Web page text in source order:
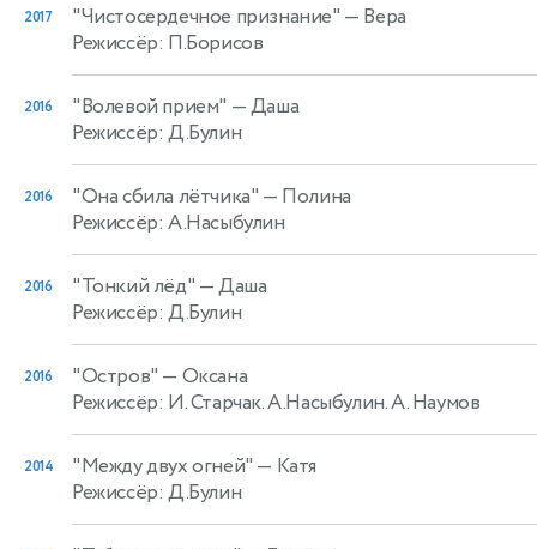
2017 "Чистосердечное признание" — Вера
Режиссёр: П.Борисов
2016 "Волевой прием" — Даша
Режиссёр: Д.Булин
2016 "Она сбила лётчика" — Полина
Режиссёр: А.Насыбулин
2016 "Тонкий лёд" — Даша
Режиссёр: Д.Булин
2016 "Остров" — Оксана
Режиссёр: И. Старчак. А.Насыбулин. А. Наумов
2014 "Между двух огней" — Катя
Режиссёр: Д.Булин